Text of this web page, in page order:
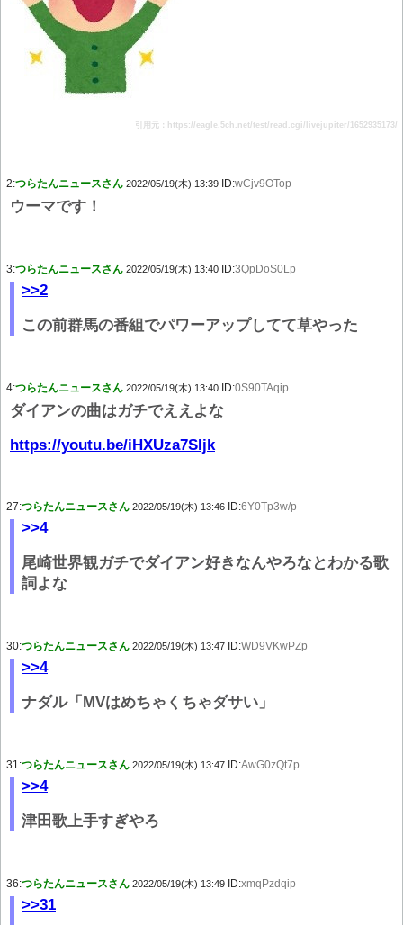
引用元：https://eagle.5ch.net/test/read.cgi/livejupiter/1652935173/
2:つらたんニュースさん 2022/05/19(木) 13:39 ID:wCjv9OTop
ウーマです！
3:つらたんニュースさん 2022/05/19(木) 13:40 ID:3QpDoS0Lp
>>2
この前群馬の番組でパワーアップしてて草やった
4:つらたんニュースさん 2022/05/19(木) 13:40 ID:0S90TAqip
ダイアンの曲はガチでええよな
https://youtu.be/iHXUza7SIjk
27:つらたんニュースさん 2022/05/19(木) 13:46 ID:6Y0Tp3w/p
>>4
尾崎世界観ガチでダイアン好きなんやろなとわかる歌
詞よな
30:つらたんニュースさん 2022/05/19(木) 13:47 ID:WD9VKwPZp
>>4
ナダル「MVはめちゃくちゃダサい」
31:つらたんニュースさん 2022/05/19(木) 13:47 ID:AwG0zQt7p
>>4
津田歌上手すぎやろ
36:つらたんニュースさん 2022/05/19(木) 13:49 ID:xmqPzdqip
>>31